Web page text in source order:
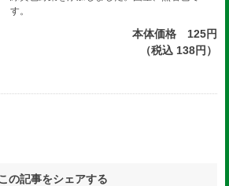
す。
本体価格 125円
（税込 138円）
の記事をシェアする